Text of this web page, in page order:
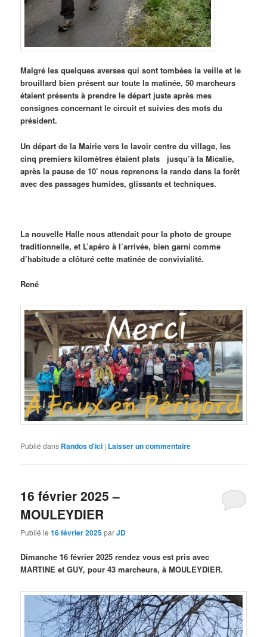
Malgré les quelques averses qui sont tombées la veille et le
brouillard bien présent sur toute la matinée, 50 marcheurs
étaient présents à prendre le départ juste après mes
consignes concernant le circuit et suivies des mots du
président.
Un départ de la Mairie vers le lavoir centre du village, les
cinq premiers kilomètres étaient plats jusqu’à la Micalie,
après la pause de 10′ nous reprenons la rando dans la forêt
avec des passages humides, glissants et techniques.
La nouvelle Halle nous attendait pour la photo de groupe
traditionnelle, et L’apéro à l’arrivée, bien garni comme
d’habitude a clôturé cette matinée de convivialité.
René
Publié dans Randos d'ici | Laisser un commentaire
16 février 2025 –
MOULEYDIER
Publié le16 février 2025parJD
Dimanche 16 février 2025 rendez vous est pris avec
MARTINE et GUY, pour 43 marcheurs, à MOULEYDIER.